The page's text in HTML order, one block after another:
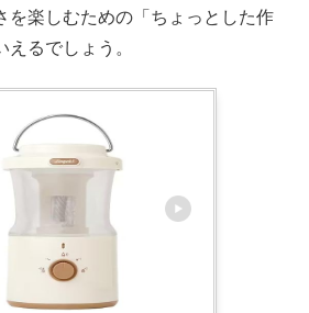
を楽しむための「ちょっとした作
るでしょう。